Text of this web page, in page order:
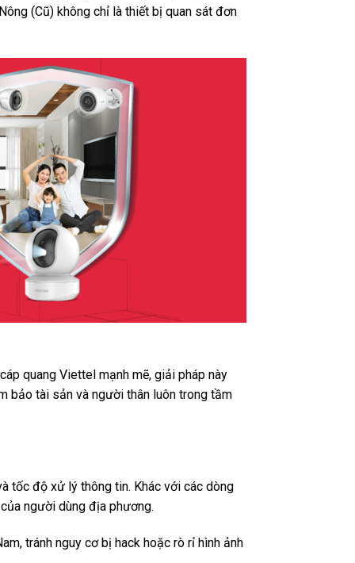
(Cũ) không chỉ là thiết bị quan sát đơn
quang Viettel mạnh mẽ, giải pháp này
bảo tài sản và người thân luôn trong tầm
tốc độ xử lý thông tin. Khác với các dòng
người dùng địa phương.
tránh nguy cơ bị hack hoặc rò rỉ hình ảnh